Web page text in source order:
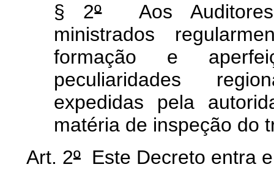
§ 2ºAos Auditores-
ministrados
formação e
peculiaridades
expedidas pela
matéria de inspeção do
Art. 2º Este Decreto entra